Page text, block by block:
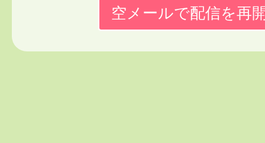
空メールで配信を再